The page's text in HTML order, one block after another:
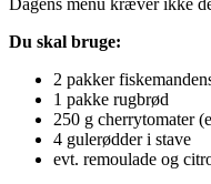
Dagens menu kræver ikke
Du skal bruge:
2 pakker
1 pakke rugbrød
250 g cherrytomater
4 gulerødder i stave
evt. remoulade og